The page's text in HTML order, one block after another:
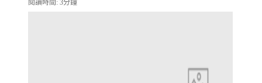
閱讀時間: 3分鐘